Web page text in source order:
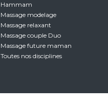
Hammam
Massage modelage
Massage relaxant
Massage couple Duo
Massage future maman
Toutes nos disciplines